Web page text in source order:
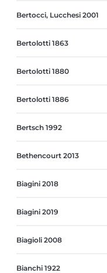
Bertocci, Lucchesi 2001
Bertolotti 1863
Bertolotti 1880
Bertolotti 1886
Bertsch 1992
Bethencourt 2013
Biagini 2018
Biagini 2019
Biagioli 2008
Bianchi 1922